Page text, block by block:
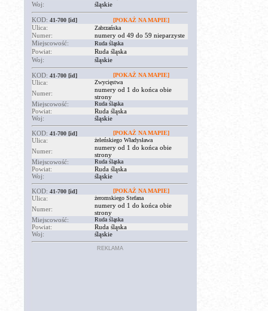
Woj:
śląskie
KOD: 41-700 [id] [POKAŻ NA MAPIE]
Ulica: Zabrzańska
Numer:
numery od 49 do 59 nieparzyste
Miejscowość:
Ruda śląska
Powiat:
Ruda śląska
Woj:
śląskie
KOD: 41-700 [id] [POKAŻ NA MAPIE]
Ulica: Zwycięstwa
Numer:
numery od 1 do końca obie
strony
Miejscowość:
Ruda śląska
Powiat:
Ruda śląska
Woj:
śląskie
KOD: 41-700 [id] [POKAŻ NA MAPIE]
Ulica: żeleńskiego Władysława
Numer:
numery od 1 do końca obie
strony
Miejscowość:
Ruda śląska
Powiat:
Ruda śląska
Woj:
śląskie
KOD: 41-700 [id] [POKAŻ NA MAPIE]
Ulica: żeromskiego Stefana
Numer:
numery od 1 do końca obie
strony
Miejscowość:
Ruda śląska
Powiat:
Ruda śląska
Woj:
śląskie
REKLAMA